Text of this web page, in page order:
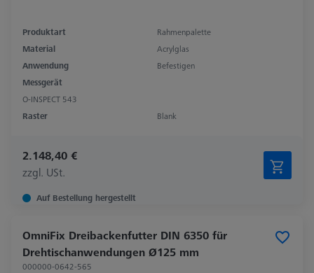
Produktart
Rahmenpalette
Material
Acrylglas
Anwendung
Befestigen
Messgerät
O-INSPECT 543
Raster
Blank
2.148,40 €
zzgl. USt.
Auf Bestellung hergestellt
OmniFix Dreibackenfutter DIN 6350 für
Drehtischanwendungen Ø125 mm
000000-0642-565